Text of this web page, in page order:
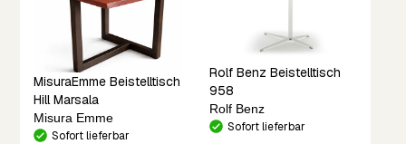
MisuraEmme Beistelltisch
Hill Marsala
Misura Emme
Sofort lieferbar
Rolf Benz Beistelltisch
958
Rolf Benz
Sofort lieferbar